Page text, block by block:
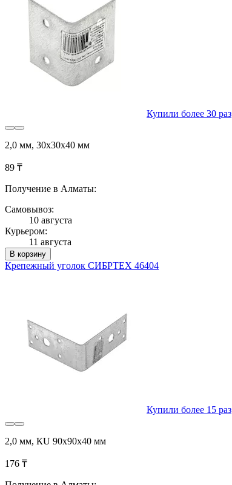
Купили более 30 раз
2,0 мм, 30х30х40 мм
89 ₸
Получение в Алматы:
Самовывоз:
10 августа
Курьером:
11 августа
В корзину
Крепежный уголок СИБРТЕХ 46404
Купили более 15 раз
2,0 мм, КU 90x90x40 мм
176 ₸